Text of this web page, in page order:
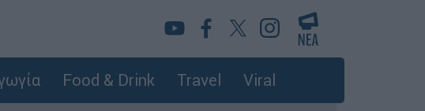
Food & Drink Travel Viral